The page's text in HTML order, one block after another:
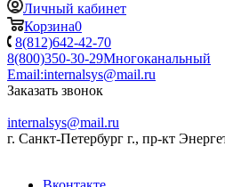
Личный кабинет
Корзина0
8(812)642-42-70
8(800)350-30-29Многоканальный
Email:internalsys@mail.ru
Заказать звонок
internalsys@mail.ru
г. Санкт-Петербург г., пр-кт